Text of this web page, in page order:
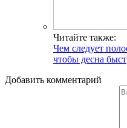
Читайте также:
Чем следует
чтобы десна
Добавить комментарий